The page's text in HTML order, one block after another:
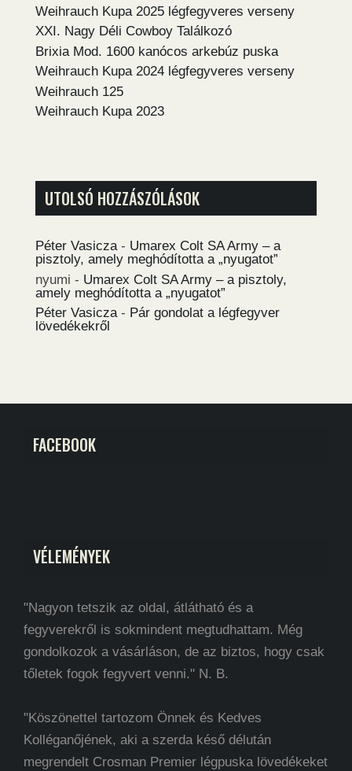
Weihrauch Kupa 2025 légfegyveres verseny
XXI. Nagy Déli Cowboy Találkozó
Brixia Mod. 1600 kanócos arkebúz puska
Weihrauch Kupa 2024 légfegyveres verseny
Weihrauch 125
Weihrauch Kupa 2023
UTOLSÓ HOZZÁSZÓLÁSOK
Péter Vasicza- Umarex Colt SA Army – a
pisztoly, amely meghódította a „nyugatot”
nyumi - Umarex Colt SA Army – a pisztoly,
amely meghódította a „nyugatot”
Péter Vasicza- Pár gondolat a légfegyver
lövedékekről
FACEBOOK
VÉLEMÉNYEK
"Nagyon tetszik az oldal, átlátható és a
fegyverekről is sokmindent megtudhattam. Még
gondolkozok a vásárláson, de az biztos, hogy csak
tőletek fogok fegyvert venni." N. B.
"Köszönettel tartozom Önnek és Kedves
Kolléganőjének, aki a szerda késő délután
megrendelt Crosman Premier légpuska lövedékeket